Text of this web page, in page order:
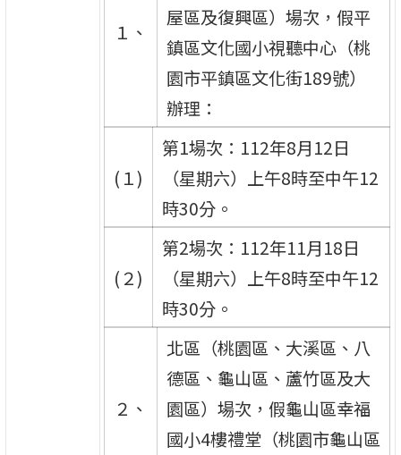
１、
屋區及復興區）場次，假平
鎮區文化國小視聽中心（桃
園市平鎮區文化街189號）
辦理：
(１)
第1場次：112年8月12日
（星期六）上午8時至中午12
時30分。
(２)
第2場次：112年11月18日
（星期六）上午8時至中午12
時30分。
２、
北區（桃園區、大溪區、八
德區、龜山區、蘆竹區及大
園區）場次，假龜山區幸福
國小4樓禮堂（桃園市龜山區